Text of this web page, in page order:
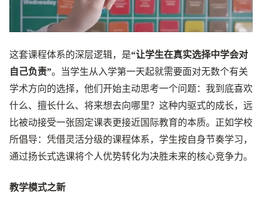
这套课程体系的深层逻辑，是“让学生在真实选择中学会对
自己负责”。当学生从入学第一天起就需要面对无数个有关
学术方向的选择，他们开始主动思考一个问题：我到底喜欢
什么、擅长什么、将来想去向哪里？这种内驱式的成长，远
比被动接受一张固定课表更接近国际教育的本质。正如学校
所倡导：凭借灵活分级的课程体系，学生按自身节奏学习，
通过扬长式选课将个人优势转化为决胜未来的核心竞争力。
教学模式之新